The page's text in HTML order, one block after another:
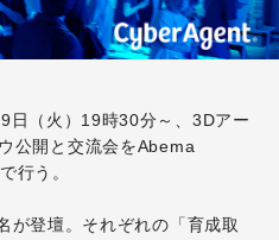
日（火）19時30分～、3Dアー
公開と交流会をAbema
行う。
が登壇。 それぞれの「育成取